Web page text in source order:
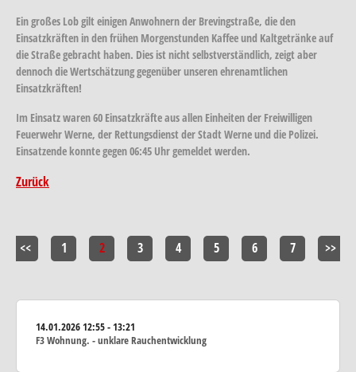
Ein großes Lob gilt einigen Anwohnern der Brevingstraße, die den
Einsatzkräften in den frühen Morgenstunden Kaffee und Kaltgetränke auf
die Straße gebracht haben. Dies ist nicht selbstverständlich, zeigt aber
dennoch die Wertschätzung gegenüber unseren ehrenamtlichen
Einsatzkräften!
Im Einsatz waren 60 Einsatzkräfte aus allen Einheiten der Freiwilligen
Feuerwehr Werne, der Rettungsdienst der Stadt Werne und die Polizei.
Einsatzende konnte gegen 06:45 Uhr gemeldet werden.
Zurück
<< 1 2 3 4 5 6 7 >>
14.01.202612:55 - 13:21
F3 Wohnung. - unklare Rauchentwicklung